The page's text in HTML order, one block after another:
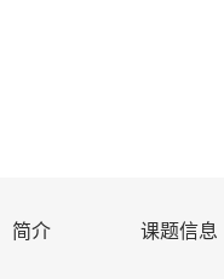
简介 课题信息